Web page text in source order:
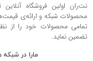
نت‌ران اولین فروشگاه
محصولات شبکه و ارائه‌ی
تمامی محصولات خود را از
تضمین نماید.
مارا در شبکه